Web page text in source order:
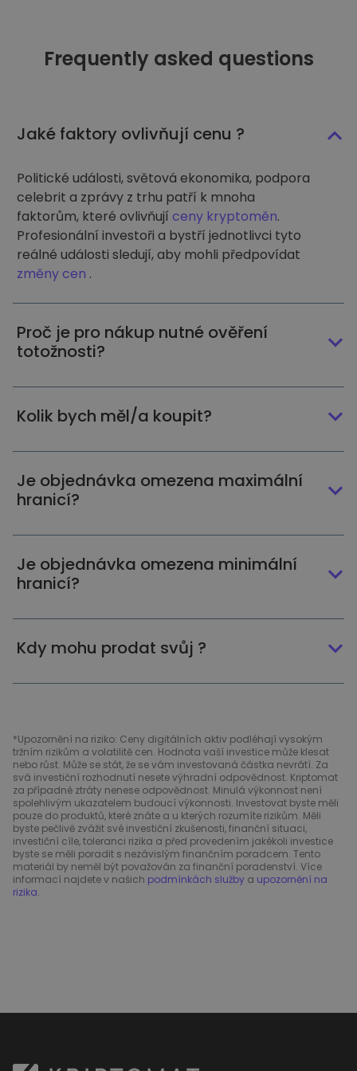
Frequently asked questions
Jaké faktory ovlivňují cenu ?
Politické události, světová ekonomika, podpora
celebrit a zprávy z trhu patří k mnoha
faktorům, které ovlivňují ceny kryptoměn.
Profesionální investoři a bystří jednotlivci tyto
reálné události sledují, aby mohli předpovídat
změny cen .
Proč je pro nákup nutné ověření
totožnosti?
Kolik bych měl/a koupit?
Je objednávka omezena maximální
hranicí?
Je objednávka omezena minimální
hranicí?
Kdy mohu prodat svůj ?
*Upozornění na riziko: Ceny digitálních aktiv podléhají vysokým
tržním rizikům a volatilitě cen. Hodnota vaší investice může klesat
nebo růst. Může se stát, že se vám investovaná částka nevrátí. Za
svá investiční rozhodnutí nesete výhradní odpovědnost. Kriptomat
za případné ztráty nenese odpovědnost. Minulá výkonnost není
spolehlivým ukazatelem budoucí výkonnosti. Investovat byste měli
pouze do produktů, které znáte a u kterých rozumíte rizikům. Měli
byste pečlivě zvážit své investiční zkušenosti, finanční situaci,
investiční cíle, toleranci rizika a před provedením jakékoli investice
byste se měli poradit s nezávislým finančním poradcem. Tento
materiál by neměl být považován za finanční poradenství. Více
informací najdete v našich podmínkách služby a upozornění na
rizika.